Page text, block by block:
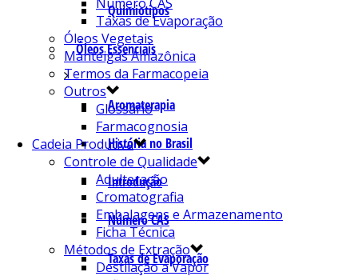
Quimiotipos
Óleos Essenciais
Aromaterapia
História no Brasil
Introdução
Número CAS
Taxas de Evaporação
Taxas de Evaporação
Óleos Vegetais
Manteigas Amazônica
Termos da Farmacopeia
Outros
Glossário
Farmacognosia
Cadeia Produtiva
Controle de Qualidade
Adulteração
Cromatografia
Embalagens e Armazenamento
Ficha Técnica
Métodos de Extração
Destilação a Vapor